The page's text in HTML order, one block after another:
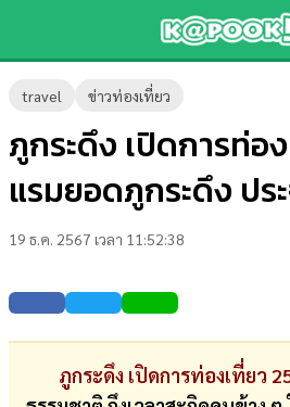
travel ข่าวท่องเที่ยว
ภูกระดึง เปิดการท่อ
แรมยอดภูกระดึง ปร
19 ธ.ค. 2567 เวลา 11:52:38
ภูกระดึง เปิดการท่องเที่ยว
ข่าว-
ความ
รู้
บันเทิง
ตรวจ
หวย